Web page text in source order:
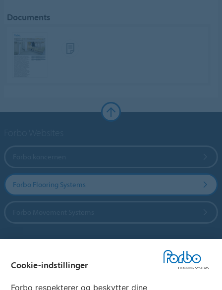
Documents
Forbo Flooring Systems
Cookie-indstillinger
Forbo respekterer og beskytter dine